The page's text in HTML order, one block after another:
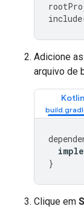
include
Adicione
arquivo de
Kotlin
}
Clique em